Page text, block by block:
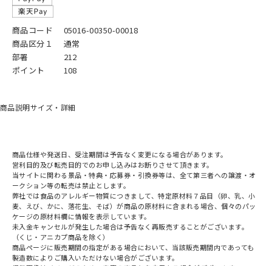
商品コード
05016-00350-00018
商品区分１
通常
部署
212
ポイント
108
商品説明サイズ・詳細
商品仕様や発送日、受注期間は予告なく変更になる場合があります。
営利目的及び転売目的でのお申し込みはお断りさせて頂きます。
当サイトに関わる景品・特典・応募券・引換券等は、全て第三者への譲渡・オ
ークション等の転売は禁止とします。
弊社では食品のアレルギー物質につきまして、特定原材料７品目（卵、乳、小
麦、えび、かに、落花生、そば）が商品の原材料に含まれる場合、個々のパッ
ケージの原材料欄に情報を表示しています。
未入金キャンセルが発生した場合は予告なく再販売することがございます。
（くじ・アニカプ商品を除く）
商品ページに販売期間の指定がある場合において、当該販売期間内であっても
製造数によりご購入いただけない場合がございます。